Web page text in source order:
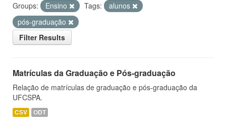
Groups:
Ensino Tags:
alunos
pós-graduação
Filter Results
Matrículas da Graduação e Pós-graduação
Relação de matrículas de graduação e pós-graduação da
UFCSPA.
CSV ODT